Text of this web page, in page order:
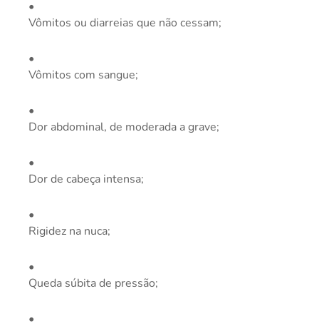
Vômitos ou diarreias que não cessam;
Vômitos com sangue;
Dor abdominal, de moderada a grave;
Dor de cabeça intensa;
Rigidez na nuca;
Queda súbita de pressão;